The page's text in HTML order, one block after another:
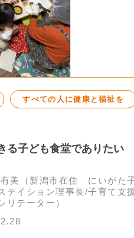
すべての人に健康と福祉を
る子ども食堂でありたい
美（新潟市在住 にいがた
テイション理事長/子育て支
リテーター）